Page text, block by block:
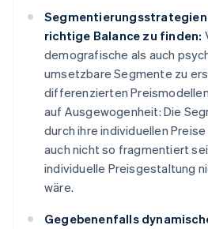
richtige Balance zu finden:
demografische als auch
umsetzbare Segmente zu
differenzierten
auf Ausgewogenheit: Die
durch ihre individuellen
auch nicht so fragmentiert
individuelle Preisgestaltung
wäre.
Gegebenenfalls